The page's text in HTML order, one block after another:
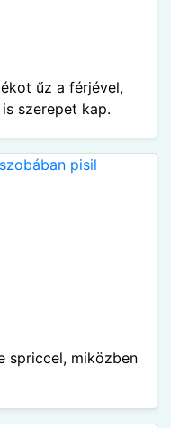
űz a férjével,
szerepet kap.
spriccel, miközben